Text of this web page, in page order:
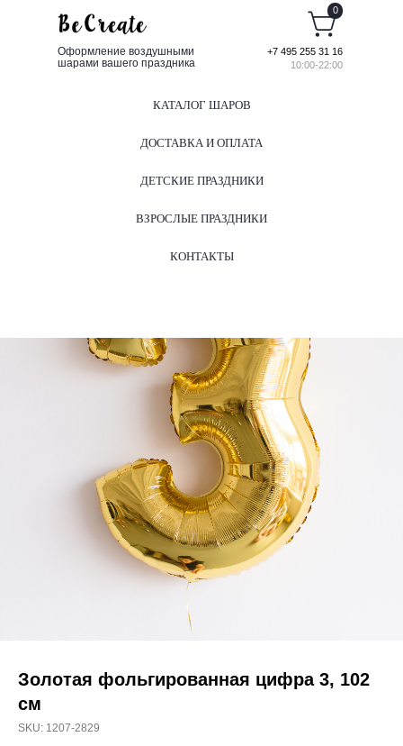
Оформление воздушными
шарами вашего праздника
+7 495 255 31 16
10:00-22:00
0
КАТАЛОГ ШАРОВ
ДОСТАВКА И ОПЛАТА
ДЕТСКИЕ ПРАЗДНИКИ
ВЗРОСЛЫЕ ПРАЗДНИКИ
КОНТАКТЫ
Золотая фольгированная цифра 3, 102
см
SKU: 1207-2829